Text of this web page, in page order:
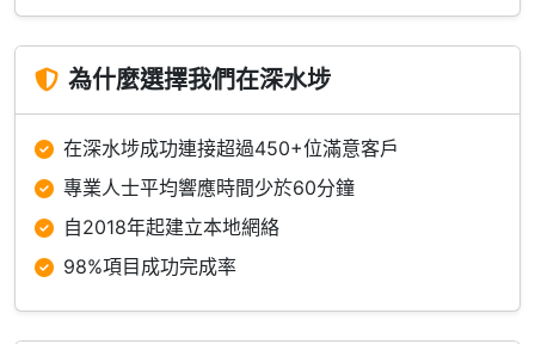
為什麼選擇我們在深水埗
在深水埗成功連接超過450+位滿意客戶
專業人士平均響應時間少於60分鐘
自2018年起建立本地網絡
98%項目成功完成率